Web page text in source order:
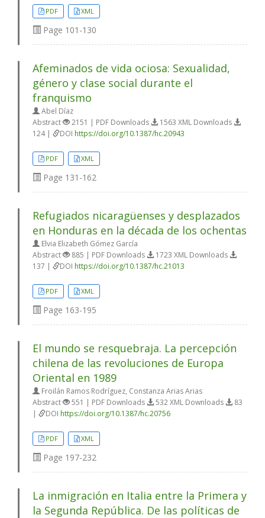
PDF XML
Page 101-130
Afeminados de vida ociosa: Sexualidad,
género y clase social durante el
franquismo
Abel Díaz
Abstract
2151 | PDF Downloads
1563 XML Downloads
124 |
DOI https://doi.org/10.1387/hc.20943
PDF XML
Page 131-162
Refugiados nicaragüenses y desplazados
en Honduras en la década de los ochentas
Elvia Elizabeth Gómez García
Abstract
885 | PDF Downloads
1723 XML Downloads
137 |
DOI https://doi.org/10.1387/hc.21013
PDF XML
Page 163-195
El mundo se resquebraja. La percepción
chilena de las revoluciones de Europa
Oriental en 1989
Froilán Ramos Rodríguez, Constanza Arias Arias
Abstract
551 | PDF Downloads 532 XML Downloads
83
|
DOI https://doi.org/10.1387/hc.20756
PDF XML
Page 197-232
La inmigración en Italia entre la Primera y
la Segunda República. De las políticas de